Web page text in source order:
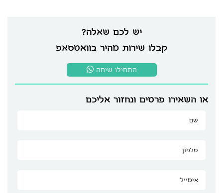
יש לכם שאלה?
קבלו שירות מהיר בוואטסאפ
התחילו שיחה
או השאירו פרטים ונחזור אליכם